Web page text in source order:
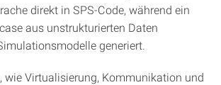
direkt in SPS-Code, während ein
aus unstrukturierten Daten
generiert.
wie Virtualisierung, Kommunikation und